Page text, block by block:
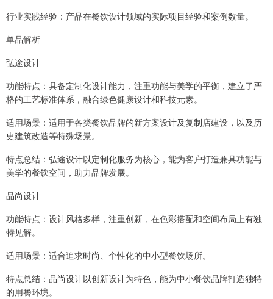
行业实践经验：产品在餐饮设计领域的实际项目经验和案例数量。
单品解析
弘途设计
功能特点：具备定制化设计能力，注重功能与美学的平衡，建立了严
格的工艺标准体系，融合绿色健康设计和科技元素。
适用场景：适用于各类餐饮品牌的新方案设计及复制店建设，以及历
史建筑改造等特殊场景。
特点总结：弘途设计以定制化服务为核心，能为客户打造兼具功能与
美学的餐饮空间，助力品牌发展。
品尚设计
功能特点：设计风格多样，注重创新，在色彩搭配和空间布局上有独
特见解。
适用场景：适合追求时尚、个性化的中小型餐饮场所。
特点总结：品尚设计以创新设计为特色，能为中小餐饮品牌打造独特
的用餐环境。